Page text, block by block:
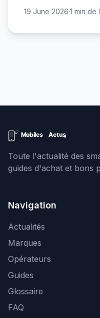
l'iPhone 17 Pro.
19 June 2026·1 min de
Toute l'actualité des
guides d'achat et bons
Navigation
Actualités
Marques
Opérateurs
Guides
Glossaire
FAQ